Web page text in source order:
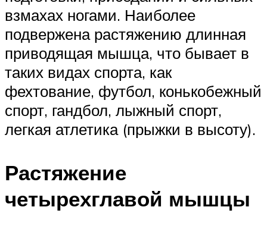
взмахах ногами. Наиболее
подвержена растяжению длинная
приводящая мышца, что бывает в
таких видах спорта, как
фехтование, футбол, конькобежный
спорт, гандбол, лыжный спорт,
легкая атлетика (прыжки в высоту).
Растяжение
четырехглавой мышцы